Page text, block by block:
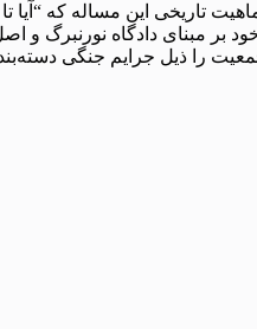
تاریخی این مساله که “آیا
جمعیت را ذیل جرایم جنگی